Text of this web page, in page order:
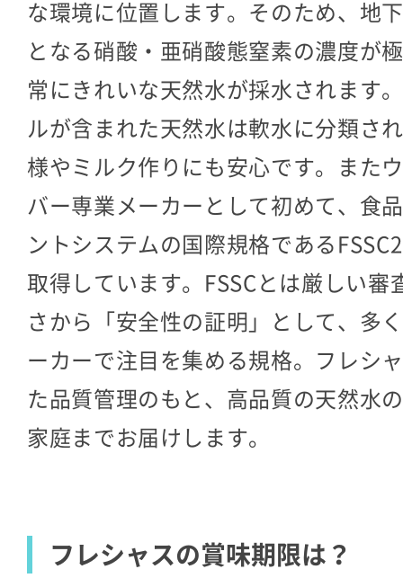
な環境に位置します。そのため、地
となる硝酸・亜硝酸態窒素の濃度が
常にきれいな天然水が採水されます
ルが含まれた天然水は軟水に分類さ
様やミルク作りにも安心です。また
バー専業メーカーとして初めて、食
ントシステムの国際規格である
取得しています。FSSCとは厳しい審
さから「安全性の証明」として、多
ーカーで注目を集める規格。フレシ
た品質管理のもと、高品質の天然水
家庭までお届けします。
フレシャスの賞味期限は？